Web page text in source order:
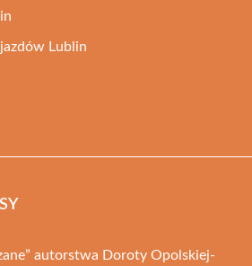
Lublin
autorstwa Doroty Opolskiej-